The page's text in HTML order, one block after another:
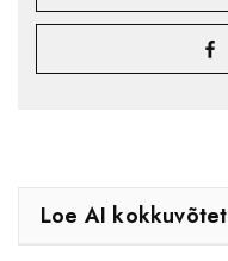
Loe AI kokkuvõtet